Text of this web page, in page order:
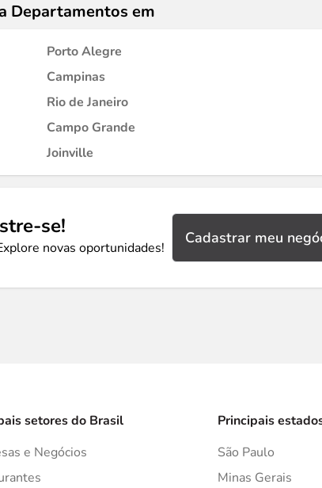
Departamentos em
Porto Alegre
Campinas
Rio de Janeiro
Campo Grande
Joinville
se!
novas oportunidades!
Cadastrar meu
setores do Brasil
e Negócios
Principais
São Paulo
Minas Gerais